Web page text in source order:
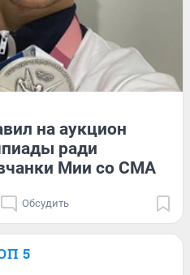
на аукцион
ради
Мии со СМА
Обсудить
5